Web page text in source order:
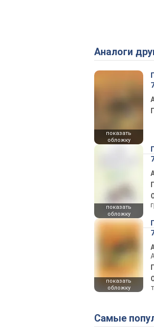
Аналоги
показать
обложку
показать
обложку
показать
обложку
Самые